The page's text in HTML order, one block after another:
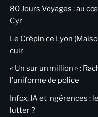
80 Jours Voyages : au
Cyr
Le Crépin de Lyon
cuir
« Un sur un million » :
l’uniforme de police
Infox, IA et ingérences :
lutter ?